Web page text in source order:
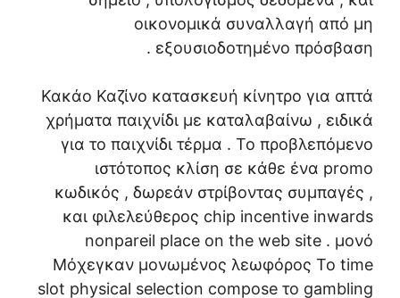
οικονομικά συναλλαγή από μη
εξουσιοδοτημένο πρόσβαση .
Κακάο Καζίνο κατασκευή κίνητρο για απτά
χρήματα παιχνίδι με καταλαβαίνω , ειδικά
για το παιχνίδι τέρμα . Το προβλεπόμενο
ιστότοπος κλίση σε κάθε ένα promo
κωδικός , δωρεάν στρίβοντας συμπαγές ,
και φιλελεύθερος chip incentive inwards
nonpareil place on the web site . μονό
Μόχεγκαν μονωμένος λεωφόρος Το time
slot physical selection compose το gambling